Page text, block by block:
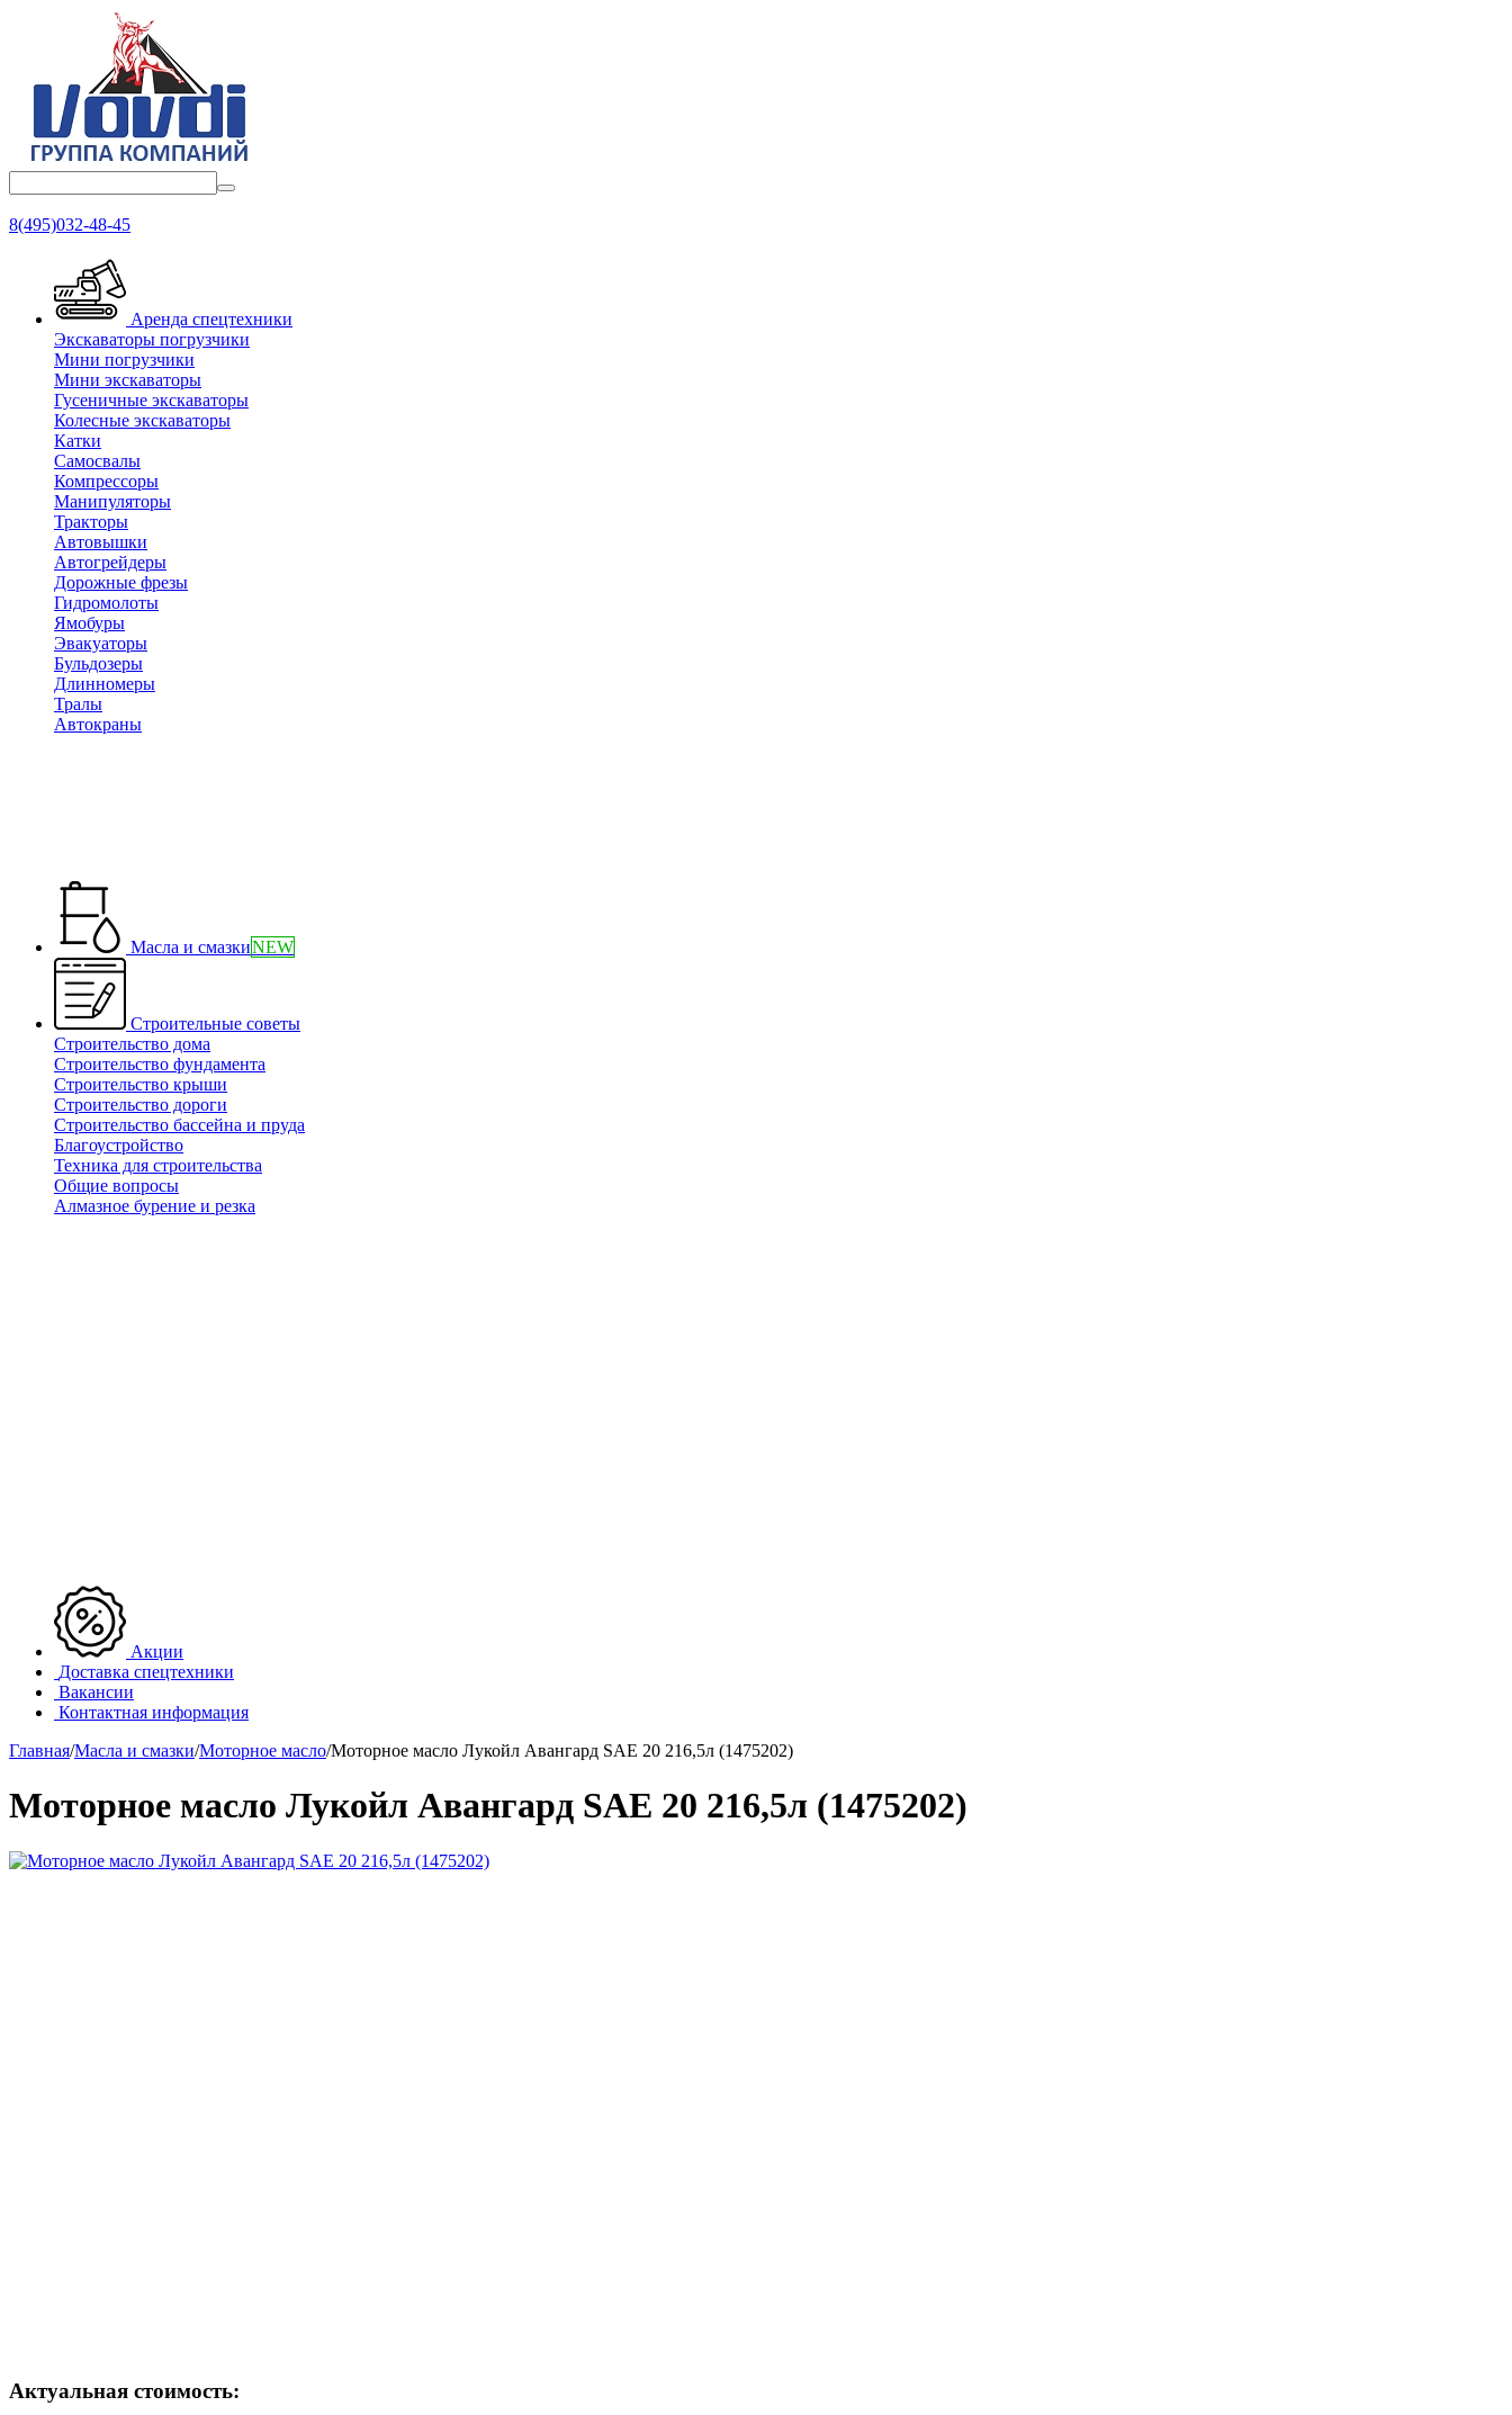
8(495)032-48-45
Аренда спецтехники
Экскаваторы погрузчики
Мини погрузчики
Мини экскаваторы
Гусеничные экскаваторы
Колесные экскаваторы
Катки
Самосвалы
Компрессоры
Манипуляторы
Тракторы
Автовышки
Автогрейдеры
Дорожные фрезы
Гидромолоты
Ямобуры
Эвакуаторы
Бульдозеры
Длинномеры
Тралы
Автокраны
Масла и смазкиNEW
Строительные советы
Строительство дома
Строительство фундамента
Строительство крыши
Строительство дороги
Строительство бассейна и пруда
Благоустройство
Техника для строительства
Общие вопросы
Алмазное бурение и резка
Акции
Доставка спецтехники
Вакансии
Контактная информация
Главная/Масла и смазки/Моторное масло/Моторное масло Лукойл Авангард SAE 20 216,5л (1475202)
Моторное масло Лукойл Авангард SAE 20 216,5л (1475202)
Актуальная стоимость: